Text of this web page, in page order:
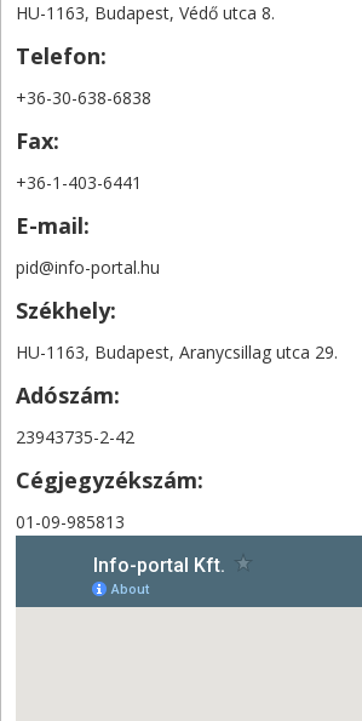
HU-1163, Budapest, Védő utca 8.
Telefon:
+36-30-638-6838
Fax:
+36-1-403-6441
E-mail:
pid@info-portal.hu
Székhely:
HU-1163, Budapest, Aranycsillag utca 29.
Adószám:
23943735-2-42
Cégjegyzékszám:
01-09-985813